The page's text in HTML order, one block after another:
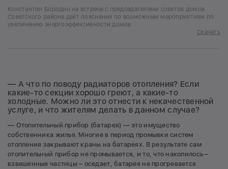
Константин Бородин на встрече с председателями советов домов
Советского района даёт пояснения по возможным мероприятиям по
увеличению энергоэффективности домов.
Скачать
— А что по поводу радиаторов отопления? Если
какие-то секции хорошо греют, а какие-то
холодные. Можно ли это отнести к некачественной
услуге, и что жителям делать в данном случае?
— Отопительный прибор (батарея) — это имущество
собственника жилья. Многие в период промывки систем
отопления закрывают краны на батареях. В результате сам
отопительный прибор не промывается, и то, что накопилось –
взвешенные частицы – оседает, батарея не прогревается